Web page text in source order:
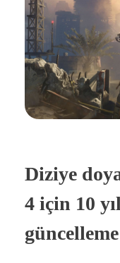
Diziye
4 için 10
güncelleme